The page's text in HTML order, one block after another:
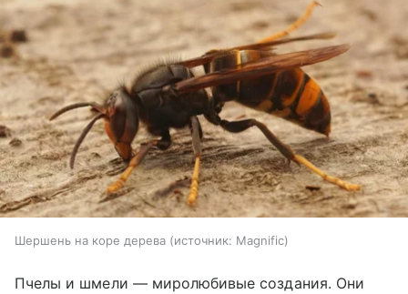
Шершень на коре дерева источник: Magnific
Пчелы и шмели — миролюбивые создания. Они